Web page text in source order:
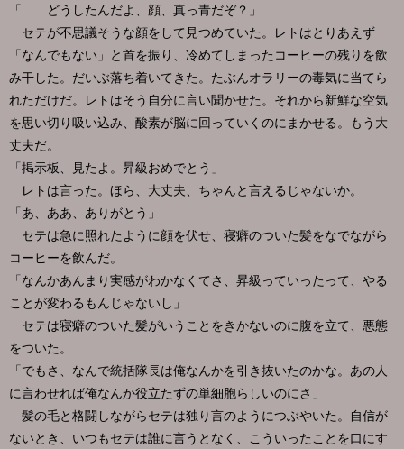
「……どうしたんだよ、顔、真っ青だぞ？」
セテが不思議そうな顔をして見つめていた。レトはとりあえず
「なんでもない」と首を振り、冷めてしまったコーヒーの残りを飲
み干した。だいぶ落ち着いてきた。たぶんオラリーの毒気に当てら
れただけだ。レトはそう自分に言い聞かせた。それから新鮮な空気
を思い切り吸い込み、酸素が脳に回っていくのにまかせる。もう大
丈夫だ。
「掲示板、見たよ。昇級おめでとう」
レトは言った。ほら、大丈夫、ちゃんと言えるじゃないか。
「あ、ああ、ありがとう」
セテは急に照れたように顔を伏せ、寝癖のついた髪をなでながら
コーヒーを飲んだ。
「なんかあんまり実感がわかなくてさ、昇級っていったって、やる
ことが変わるもんじゃないし」
セテは寝癖のついた髪がいうことをきかないのに腹を立て、悪態
をついた。
「でもさ、なんで統括隊長は俺なんかを引き抜いたのかな。あの人
に言わせれば俺なんか役立たずの単細胞らしいのにさ」
髪の毛と格闘しながらセテは独り言のようにつぶやいた。自信が
ないとき、いつもセテは誰に言うとなく、こういったことを口にす